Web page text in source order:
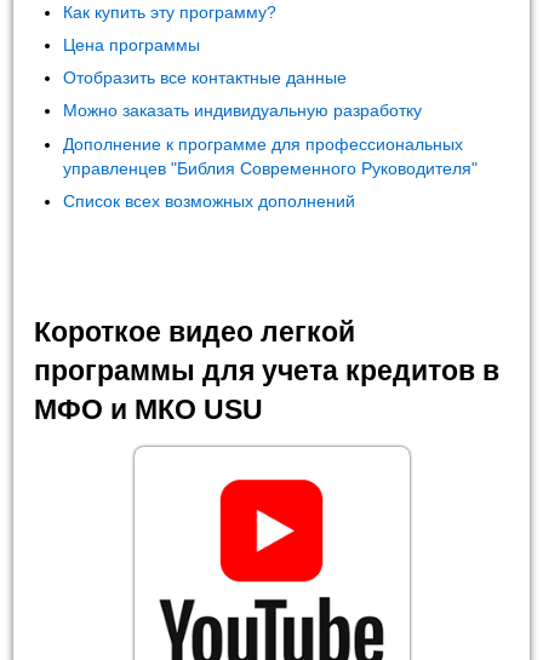
Как купить эту программу?
Цена программы
Отобразить все контактные данные
Можно заказать индивидуальную разработку
Дополнение к программе для профессиональных
управленцев "Библия Современного Руководителя"
Список всех возможных дополнений
Короткое видео легкой
программы для учета кредитов в
МФО и МКО USU